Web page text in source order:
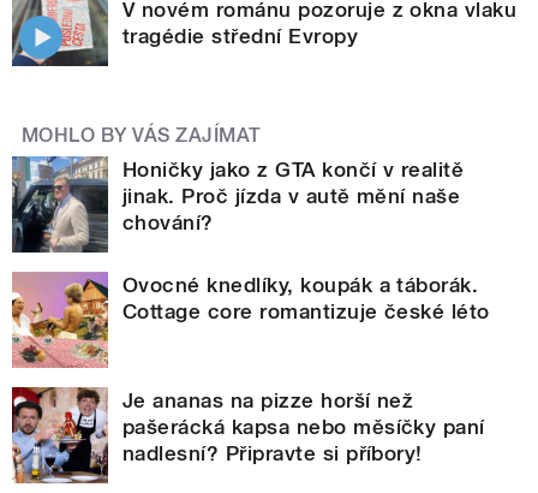
V novém románu pozoruje z okna vlaku
tragédie střední Evropy
MOHLO BY VÁS ZAJÍMAT
Honičky jako z GTA končí v realitě
jinak. Proč jízda v autě mění naše
chování?
Ovocné knedlíky, koupák a táborák.
Cottage core romantizuje české léto
Je ananas na pizze horší než
pašerácká kapsa nebo měsíčky paní
nadlesní? Připravte si příbory!